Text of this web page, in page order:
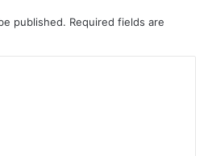
published. Required fields are